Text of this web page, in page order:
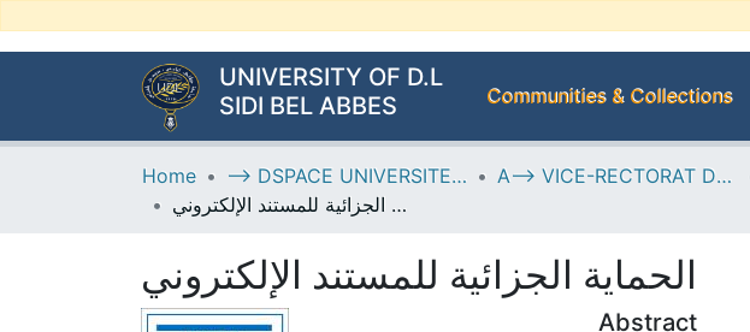
UNIVERSITY OF D.L
SIDI BEL ABBES
Communities & Collections
Home --> DSPACE UNIVERSITE DJILALLI LIABES DE SIDI BEL ABBES A--> VICE-RECTORAT DE LA POST-GRADUATION
الحماية الجزائية للمستند الإلكتروني
الحماية الجزائية للمستند الإلكتروني
Abstract